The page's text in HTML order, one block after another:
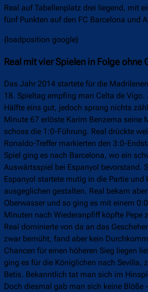
Real auf Tabellenplatz drei liegend, mit
fünf Punkten auf den FC Barcelona und
{loadposition google}
Real mit vier Spielen in Folge ohne
Das Jahr 2014 startete für die
18. Spieltag empfing man Celta de Vigo.
Hälfte eins gut, jedoch sprang nichts
Minute 67 erlöste Karim Benzema seine
schoss die 1:0-Führung. Real drückte
Ronaldo-Treffer markierten den 3:0-
Spiel ging es nach Barcelona, wo ein
Auswärtsspiel bei Espanyol bevorstand.
Espanyol startete mutig in die Partie und
ausgeglichen gestalten. Real bekam
Oberwasser und so ging es mit einem
Minuten nach Wiederanpfiff köpfte Pepe
Real dominierte von da an das
zwar bemüht, fand aber kein
Chancen für einen höheren Sieg liegen
ging es für die Königlichen nach Sevilla,
Betis. Bekanntlich tat man sich im
Doch diesmal gab man sich keine Blöße